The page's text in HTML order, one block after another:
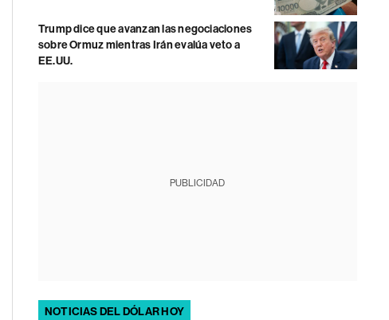
Trump dice que avanzan las negociaciones
sobre Ormuz mientras Irán evalúa veto a
EE.UU.
PUBLICIDAD
NOTICIAS DEL DÓLAR HOY